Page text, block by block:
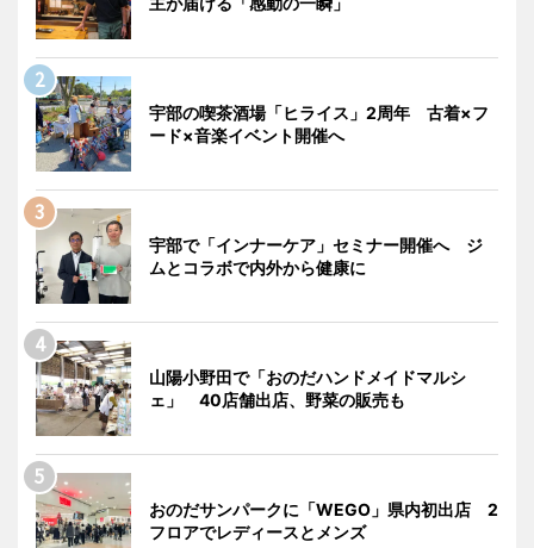
宇部の喫茶酒場「ヒライス」2周年 古着×フ
ード×音楽イベント開催へ
宇部で「インナーケア」セミナー開催へ ジ
ムとコラボで内外から健康に
山陽小野田で「おのだハンドメイドマルシ
ェ」 40店舗出店、野菜の販売も
おのだサンパークに「WEGO」県内初出店 2
フロアでレディースとメンズ